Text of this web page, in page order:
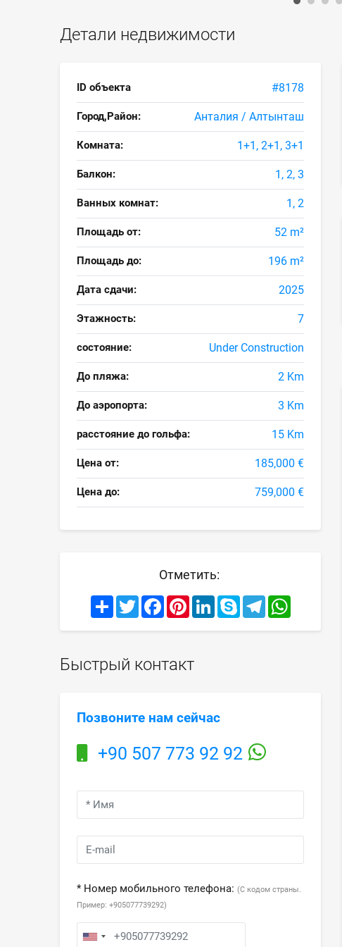
Детали недвижимости
ID объекта #8178
Город,Район: Анталия / Алтынташ
Комната: 1+1, 2+1, 3+1
Балкон: 1, 2, 3
Ванных комнат: 1, 2
Площадь от: 52 m²
Площадь до: 196 m²
Дата сдачи: 2025
Этажность: 7
состояние: Under Construction
До пляжа: 2 Km
До аэропорта: 3 Km
расстояние до гольфа: 15 Km
Цена от: 185,000 €
Цена до: 759,000 €
Отметить:
ShareTwitterFacebookPinterestLinkedInSkypeTelegramWhatsApp
Быстрый контакт
Позвоните нам сейчас
+90 507 773 92 92
* Номер мобильного телефона: (С кодом страны.
Пример: +905077739292)